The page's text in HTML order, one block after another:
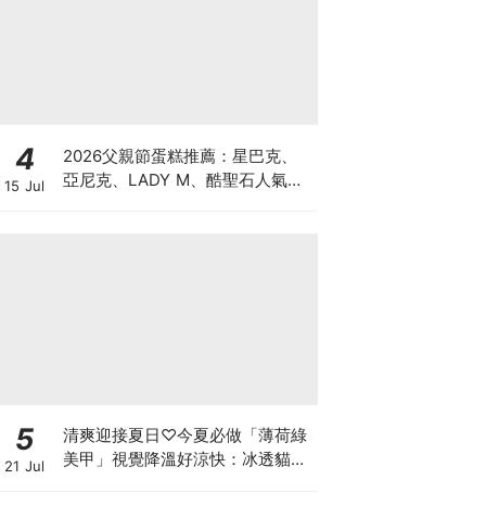
4
15 Jul
2026父親節蛋糕推薦：星巴克、
亞尼克、LADY M、酷聖石人氣特
5
21 Jul
清爽迎接夏日♡今夏必做「薄荷綠
美甲」視覺降溫好涼快：冰透貓